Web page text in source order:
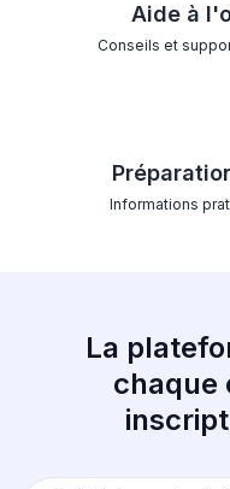
Aide à
Conseils et
Informations
La
chaque